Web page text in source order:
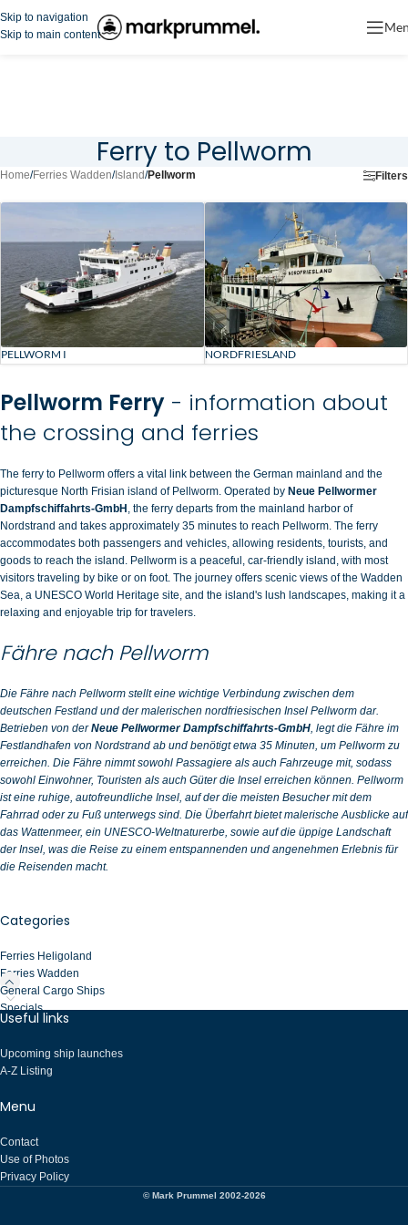
Skip to navigation
Skip to main content
Ferry to Pellworm
Categories
Ferries Heligoland
Ferries Wadden
General Cargo Ships
Specials
Home/Ferries Wadden/Island/Pellworm Filters
PELLWORM I NORDFRIESLAND
Pellworm Ferry - information about
the crossing and ferries
The ferry to Pellworm offers a vital link between the German mainland and the
picturesque North Frisian island of Pellworm. Operated by Neue Pellwormer
Dampfschiffahrts-GmbH , the ferry departs from the mainland harbor of
Nordstrand and takes approximately 35 minutes to reach Pellworm. The ferry
accommodates both passengers and vehicles, allowing residents, tourists, and
goods to reach the island. Pellworm is a peaceful, car-friendly island, with most
visitors traveling by bike or on foot. The journey offers scenic views of the Wadden
Sea, a UNESCO World Heritage site, and the island's lush landscapes, making it a
relaxing and enjoyable trip for travelers.
Fähre nach Pellworm
Die Fähre nach Pellworm stellt eine wichtige Verbindung zwischen dem
deutschen Festland und der malerischen nordfriesischen Insel Pellworm dar.
Betrieben von derNeue Pellwormer Dampfschiffahrts-GmbH, legt die Fähre im
Festlandhafen von Nordstrand ab und benötigt etwa 35 Minuten, um Pellworm zu
erreichen. Die Fähre nimmt sowohl Passagiere als auch Fahrzeuge mit, sodass
sowohl Einwohner, Touristen als auch Güter die Insel erreichen können. Pellworm
ist eine ruhige, autofreundliche Insel, auf der die meisten Besucher mit dem
Fahrrad oder zu Fuß unterwegs sind. Die Überfahrt bietet malerische Ausblicke auf
das Wattenmeer, ein UNESCO-Weltnaturerbe, sowie auf die üppige Landschaft
der Insel, was die Reise zu einem entspannenden und angenehmen Erlebnis für
die Reisenden macht.
Useful links
Upcoming ship launches
A-Z Listing
Menu
Contact
Use of Photos
Privacy Policy
© Mark Prummel 2002-2026